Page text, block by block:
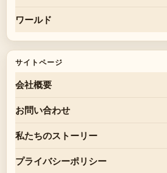
ワールド
サイトページ
会社概要
お問い合わせ
私たちのストーリー
プライバシーポリシー